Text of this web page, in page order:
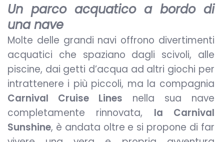
Un parco acquatico a bordo di
una nave
Molte delle grandi navi offrono divertimenti
acquatici che spaziano dagli scivoli, alle
piscine, dai getti d’acqua ad altri giochi per
intrattenere i più piccoli, ma la compagnia
Carnival Cruise Lines nella sua nave
completamente rinnovata, la Carnival
Sunshine, è andata oltre e si propone di far